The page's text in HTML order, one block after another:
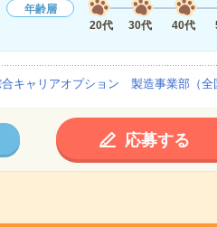
年齢層
20代
30代 40代
キャリアオプション 製造事業部（全
応募する